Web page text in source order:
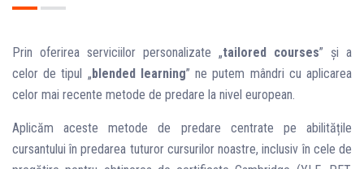
Prin oferirea serviciilor personalizate „tailored courses” și a
celor de tipul „ blended learning” ne putem mândri cu aplicarea
celor mai recente metode de predare la nivel european.
Aplicăm aceste metode de predare centrate pe abilitățile
cursantului în predarea tuturor cursurilor noastre, inclusiv în cele de